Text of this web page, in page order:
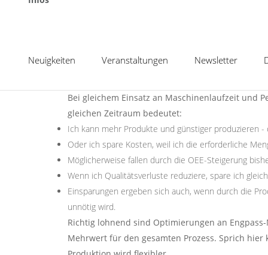
Neuigkeiten Veranstaltungen Newsletter
durch die OEE-
Eine OEE-Steigerung im zweistelligen
Bei gleichem Einsatz an Maschinenlaufzeit und
gleichen Zeitraum bedeutet:
Ich kann mehr Produkte und günstiger produzieren
Oder ich spare Kosten, weil ich die erforderliche
Möglicherweise fallen durch die OEE-Steigerung
Wenn ich Qualitätsverluste reduziere, spare ich
Einsparungen ergeben sich auch, wenn durch die
unnötig wird.
Richtig lohnend sind Optimierungen an
Mehrwert für den gesamten Prozess. Sprich